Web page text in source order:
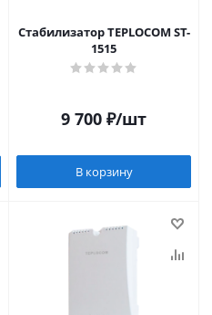
Стабилизатор TEPLOCOM ST-
1515
9 700 ₽/шт
В корзину